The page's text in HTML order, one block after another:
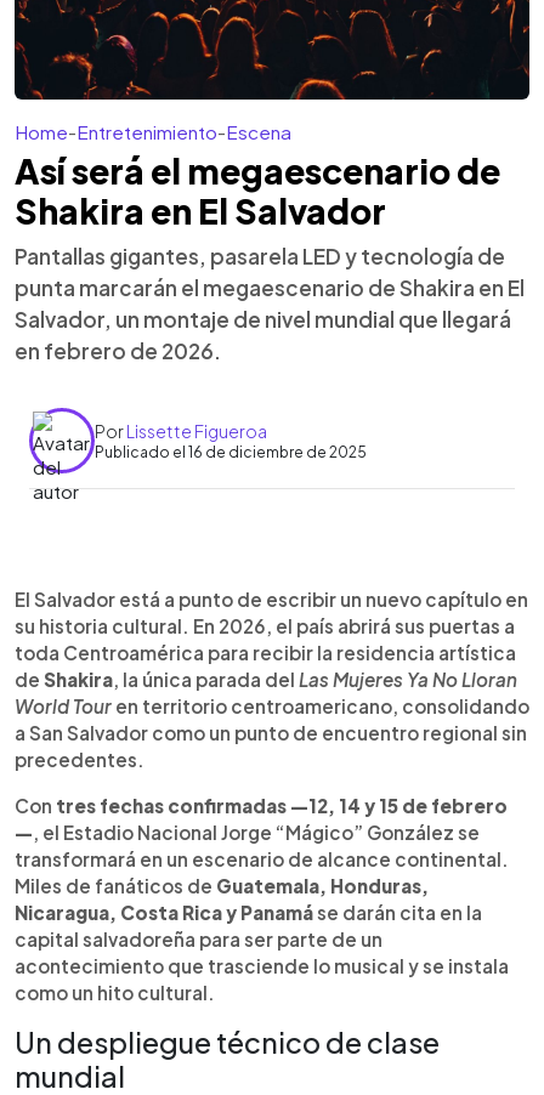
Home-Entretenimiento-Escena
Así será el megaescenario de
Shakira en El Salvador
Pantallas gigantes, pasarela LED y tecnología de
punta marcarán el megaescenario de Shakira en El
Salvador, un montaje de nivel mundial que llegará
en febrero de 2026.
PorLissette Figueroa
Publicado el 16 de diciembre de 2025
Escuchar artículo
El Salvador se prepara para recibir la residencia
artística de Shakira en febrero de 2026, con tres
conciertos que marcarán un hito para la región. El
país será la única parada centroamericana del Las
Mujeres Ya No Lloran World Tour, una de las giras
latinas más exitosas del mundo. El espectáculo
llegará con un megaescenario de nivel
internacional, que incluye una pantalla gigante de
49 metros, pasarela LED y tecnología de
Inteligencia Artificial. La residencia convertirá a
San Salvador en un punto de encuentro regional,
atrayendo a miles de fanáticos y posicionando al
país como destino cultural de gran escala.
El Salvador está a punto de escribir un nuevo capítulo en
su historia cultural. En 2026, el país abrirá sus puertas a
toda Centroamérica para recibir la residencia artística
de Shakira, la única parada del Las Mujeres Ya No Lloran
World Tour en territorio centroamericano, consolidando
a San Salvador como un punto de encuentro regional sin
precedentes.
Con tres fechas confirmadas —12, 14 y 15 de febrero
—, el Estadio Nacional Jorge “Mágico” González se
transformará en un escenario de alcance continental.
Miles de fanáticos de Guatemala, Honduras,
Nicaragua, Costa Rica y Panamáse darán cita en la
capital salvadoreña para ser parte de un
acontecimiento que trasciende lo musical y se instala
como un hito cultural.
Un despliegue técnico de clase
mundial